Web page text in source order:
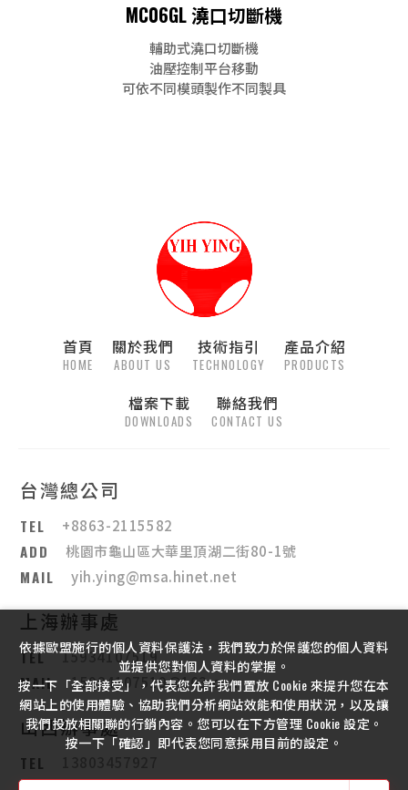
MC06GL 澆口切斷機
輔助式澆口切斷機
油壓控制平台移動
可依不同模頭製作不同製具
首頁
HOME
關於我們
ABOUT US
技術指引
TECHNOLOGY
產品介紹
PRODUCTS
檔案下載
DOWNLOADS
聯絡我們
CONTACT US
台灣總公司
TEL +8863-2115582
ADD 桃園市龜山區大華里頂湖二街80-1號
MAIL yih.ying@msa.hinet.net
上海辦事處
TEL 15934107519
MAIL 15934107519@163.com
山西辦事處
TEL
依據歐盟施行的個人資料保護法，我們致力於保護您的個人資料
並提供您對個人資料的掌握。
按一下「全部接受」，代表您允許我們置放 Cookie 來提升您在本
網站上的使用體驗、協助我們分析網站效能和使用狀況，以及讓
我們投放相關聯的行銷內容。您可以在下方管理 Cookie 設定。
按一下「確認」即代表您同意採用目前的設定。